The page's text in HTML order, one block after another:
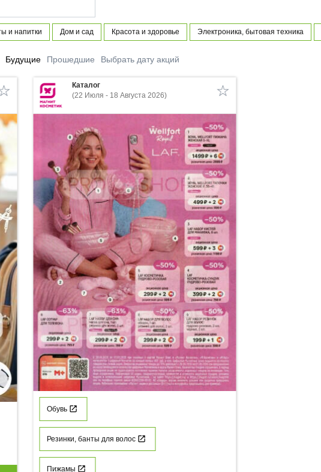
и напитки Дом и сад Красота и здоровье Электроника, бытовая техника
Будущие Прошедшие Выбрать дату акций
Каталог
(22 Июля - 18 Августа 2026)
Обувь
Резинки, банты для волос
Пижамы